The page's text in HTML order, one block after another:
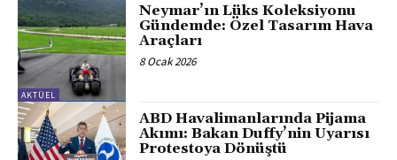
AKTÜEL
Neymar’ın Lüks Koleksiyonu
Gündemde: Özel Tasarım Hava
Araçları
8 Ocak 2026
ABD Havalimanlarında Pijama
Akımı: Bakan Duffy’nin Uyarısı
Protestoya Dönüştü